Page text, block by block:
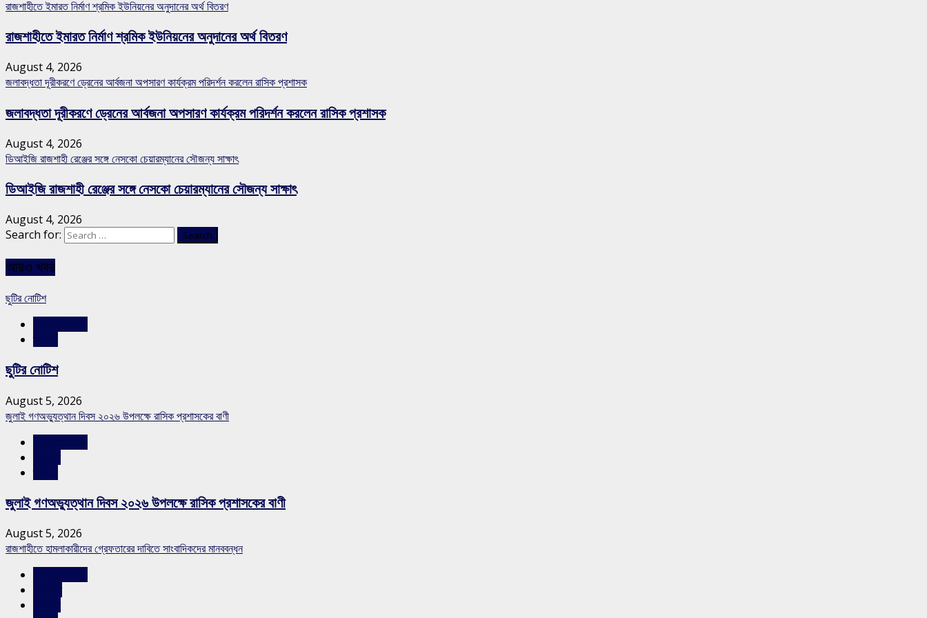
রাজশাহীতে ইমারত নির্মাণ শ্রমিক ইউনিয়নের অনুদানের অর্থ বিতরণ
রাজশাহীতে ইমারত নির্মাণ শ্রমিক ইউনিয়নের অনুদানের অর্থ বিতরণ
August 4, 2026
জলাবদ্ধতা দূরীকরণে ড্রেনের আর্বজনা অপসারণ কার্যক্রম পরিদর্শন করলেন রাসিক প্রশাসক
জলাবদ্ধতা দূরীকরণে ড্রেনের আর্বজনা অপসারণ কার্যক্রম পরিদর্শন করলেন রাসিক প্রশাসক
August 4, 2026
ডিআইজি রাজশাহী রেঞ্জের সঙ্গে নেসকো চেয়ারম্যানের সৌজন্য সাক্ষাৎ
ডিআইজি রাজশাহী রেঞ্জের সঙ্গে নেসকো চেয়ারম্যানের সৌজন্য সাক্ষাৎ
August 4, 2026
Search for:
আরও খবর
ছুটির নোটিশ
ছুটির নোটিশ
August 5, 2026
জুলাই গণঅভ্যুত্থান দিবস ২০২৬ উপলক্ষে রাসিক প্রশাসকের বাণী
জুলাই গণঅভ্যুত্থান দিবস ২০২৬ উপলক্ষে রাসিক প্রশাসকের বাণী
August 5, 2026
রাজশাহীতে হামলাকারীদের গ্রেফতারের দাবিতে সাংবাদিকদের মানববন্ধন